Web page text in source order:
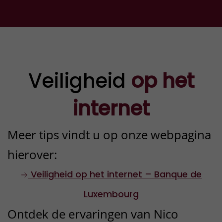
wijzig onmiddellijk de
Controleer uw bank- of
betalingsafschriften op
verdachte transacties.
3
Reageer niet meer op
berichten van de oplichters
Blokkeer e-mails,
Veiligheid op het
internet
Meer tips vindt u op onze webpagina
hierover:
Veiligheid op het internet – Banque de
Luxembourg
Ontdek de ervaringen van Nico